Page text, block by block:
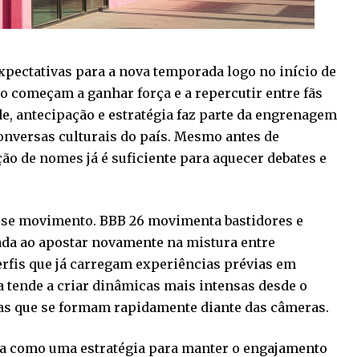
para a nova temporada logo no início de
começam a ganhar força e a repercutir entre fãs
antecipação e estratégia faz parte da engrenagem
culturais do país. Mesmo antes de
de nomes já é suficiente para aquecer debates e
movimento. BBB 26 movimenta bastidores e
ao apostar novamente na mistura entre
que já carregam experiências prévias em
a criar dinâmicas mais intensas desde o
se formam rapidamente diante das câmeras.
como uma estratégia para manter o engajamento